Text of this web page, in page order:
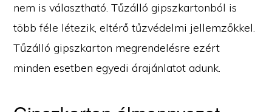
nem is választható. Tűzálló gipszkartonból is
több féle létezik, eltérő tűzvédelmi jellemzőkkel.
Tűzálló gipszkarton megrendelésre ezért
minden esetben egyedi árajánlatot adunk.